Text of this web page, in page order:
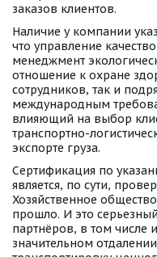
заказов клиентов.
Наличие у компании
что управление
менеджмент
отношение к охране
сотрудников, так и
международным
влияющий на выбор
транспортно-
экспорте груза.
Сертификация по
является, по сути,
Хозяйственное
прошло. И это
партнёров, в том числе
значительном